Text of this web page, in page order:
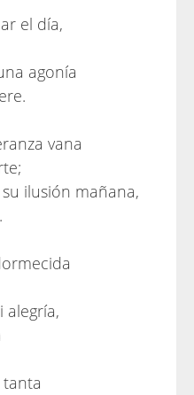
el día,
agonía
vana
ilusión mañana,
alegría,